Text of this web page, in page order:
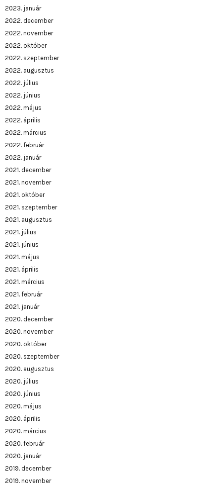
2023. január
2022. december
2022. november
2022. október
2022. szeptember
2022. augusztus
2022. július
2022. június
2022. május
2022. április
2022. március
2022. február
2022. január
2021. december
2021. november
2021. október
2021. szeptember
2021. augusztus
2021. július
2021. június
2021. május
2021. április
2021. március
2021. február
2021. január
2020. december
2020. november
2020. október
2020. szeptember
2020. augusztus
2020. július
2020. június
2020. május
2020. április
2020. március
2020. február
2020. január
2019. december
2019. november